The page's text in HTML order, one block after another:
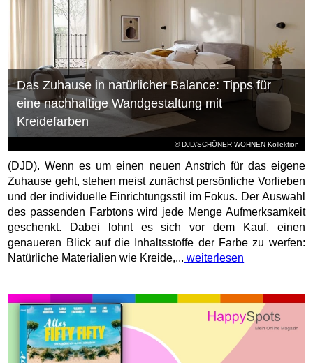
© DJD/SCHÖNER WOHNEN-Kollektion
Das Zuhause in natürlicher Balance: Tipps für
eine nachhaltige Wandgestaltung mit
Kreidefarben
(DJD). Wenn es um einen neuen Anstrich für das eigene
Zuhause geht, stehen meist zunächst persönliche Vorlieben
und der individuelle Einrichtungsstil im Fokus. Der Auswahl
des passenden Farbtons wird jede Menge Aufmerksamkeit
geschenkt. Dabei lohnt es sich vor dem Kauf, einen
genaueren Blick auf die Inhaltsstoffe der Farbe zu werfen:
Natürliche Materialien wie Kreide,... weiterlesen